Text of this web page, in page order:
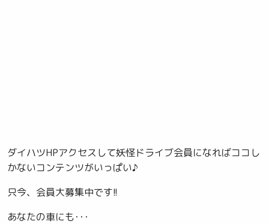
ダイハツHPアクセスして妖怪ドライブ会員になればココし
かないコンテンツがいっぱい♪
只今、会員大募集中です!!
あなたの車にも･･･